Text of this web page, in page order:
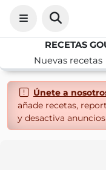
Nuevas recetas
Únete a
añade recetas,
y desactiva